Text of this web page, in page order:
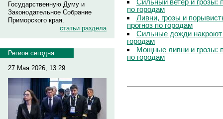
Государственную Думу и
Законодательное Собрание
Приморского края.
статьи раздела
Регион сегодня
27 Мая 2026, 13:29
по городам
Ливни, грозы и
прогноз по городам
Сильные дожди
городам
Мощные ливни и грозы:
по городам